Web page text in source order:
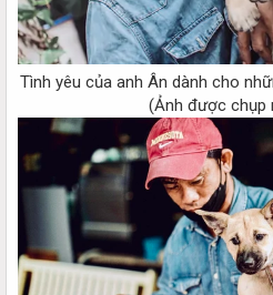
Tình yêu của anh Ân dành cho
(Ảnh được chụp